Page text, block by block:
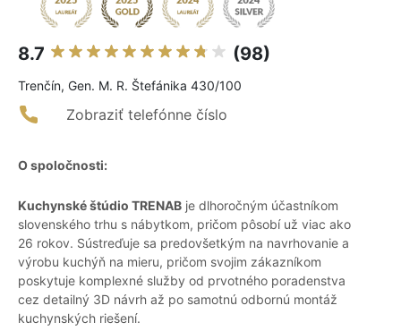
8.7 (98)
Trenčín, Gen. M. R. Štefánika 430/100
Zobraziť telefónne číslo
O spoločnosti:
Kuchynské štúdio TRENAB je dlhoročným účastníkom
slovenského trhu s nábytkom, pričom pôsobí už viac ako
26 rokov. Sústreďuje sa predovšetkým na navrhovanie a
výrobu kuchýň na mieru, pričom svojim zákazníkom
poskytuje komplexné služby od prvotného poradenstva
cez detailný 3D návrh až po samotnú odbornú montáž
kuchynských riešení.